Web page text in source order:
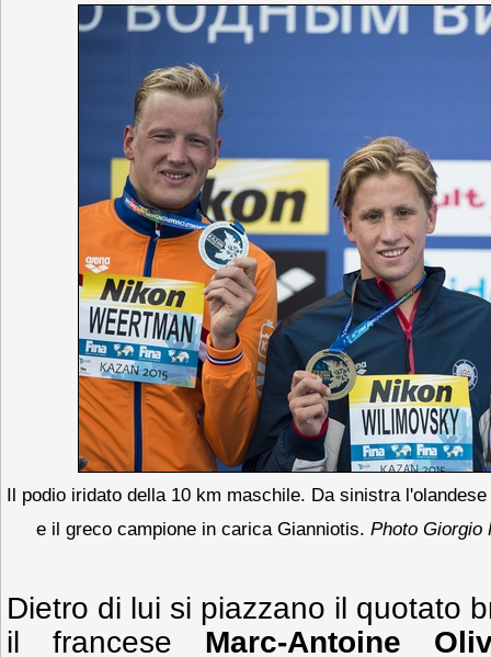
Il podio iridato della 10 km maschile. Da sinistra
e il greco campione in carica Gianniotis. Photo Giorgio
Dietro di lui si piazzano il quotato
il francese Marc-Antoine